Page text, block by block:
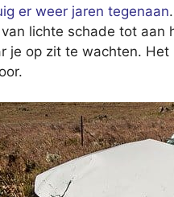
er weer jaren tegenaan
lichte schade tot aan
je op zit te wachten.